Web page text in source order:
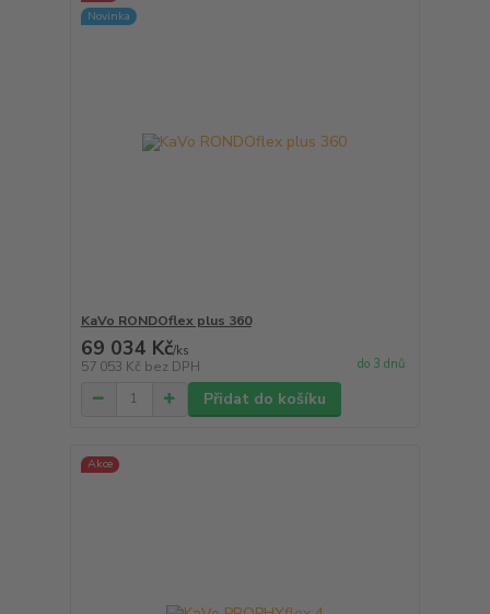
Novinka
KaVo RONDOflex plus 360
69 034 Kč/ks
57 053 Kč bez DPH do 3 dnů
Přidat do košíku
Akce